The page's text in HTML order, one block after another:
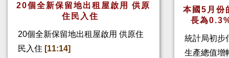
20個全新保留地出租屋啟用 供原
住民入住
20個全新保留地出租屋啟用 供原住
民入住 [11:14]
本國5月份
長為
統計局初步
生產總值增